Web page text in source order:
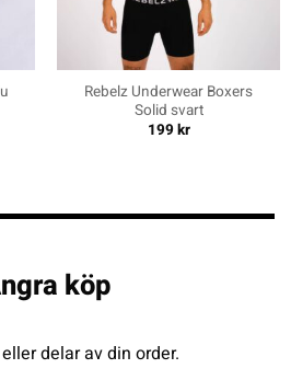
Rebelz Underwear Boxers
Solid svart
199kr
köp
delar av din order.